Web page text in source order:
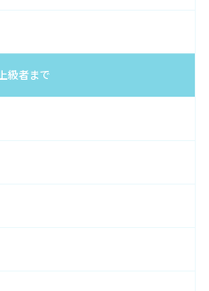
級者まで